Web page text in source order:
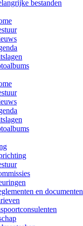
bestanden
en documenten